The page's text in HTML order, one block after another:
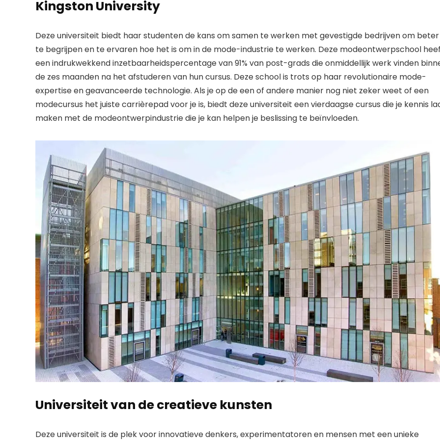
Kingston University
Deze universiteit biedt haar studenten de kans om samen te werken met gevestigde bedrijven om beter
te begrijpen en te ervaren hoe het is om in de mode-industrie te werken. Deze modeontwerpschool
een indrukwekkend inzetbaarheidspercentage van 91% van post-grads die onmiddellijk werk vinden
de zes maanden na het afstuderen van hun cursus. Deze school is trots op haar revolutionaire mode-
expertise en geavanceerde technologie. Als je op de een of andere manier nog niet zeker weet of een
modecursus het juiste carrièrepad voor je is, biedt deze universiteit een vierdaagse cursus die je kennis
maken met de modeontwerpindustrie die je kan helpen je beslissing te beïnvloeden.
Universiteit van de creatieve kunsten
Deze universiteit is de plek voor innovatieve denkers, experimentatoren en mensen met een unieke